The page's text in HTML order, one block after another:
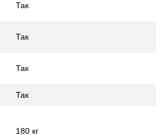
Так
Так
Так
Так
180 кг